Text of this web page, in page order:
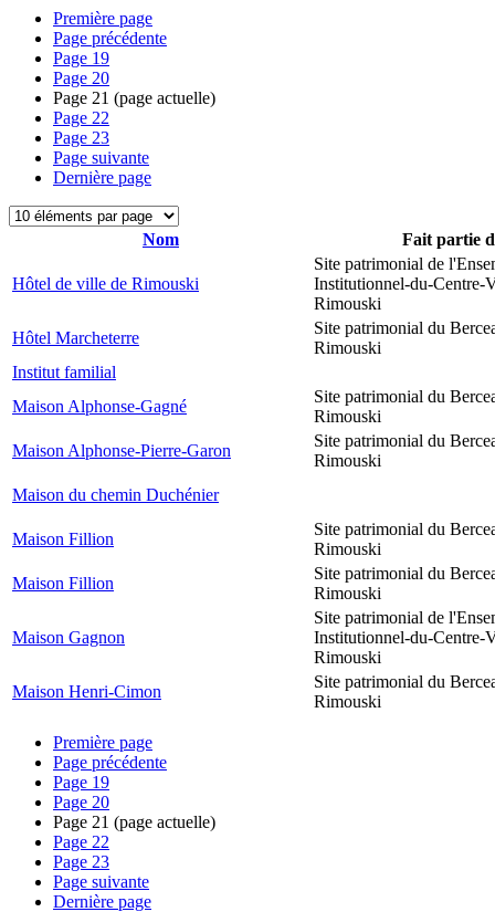
Première page
Page précédente
Page 19
Page 20
Page 21 (page actuelle)
Page 22
Page 23
Page suivante
Dernière page
Nom Fait partie
Hôtel de ville de Rimouski
Site patrimonial de
Institutionnel-du-Centre-
Rimouski
Hôtel Marcheterre
Site patrimonial du
Rimouski
Institut familial
Maison Alphonse-Gagné
Site patrimonial du
Rimouski
Maison Alphonse-Pierre-Garon
Site patrimonial du
Rimouski
Maison du chemin Duchénier
Maison Fillion
Site patrimonial du
Rimouski
Maison Fillion
Site patrimonial du
Rimouski
Maison Gagnon
Site patrimonial de
Institutionnel-du-Centre-
Rimouski
Maison Henri-Cimon
Site patrimonial du
Rimouski
Première page
Page précédente
Page 19
Page 20
Page 21 (page actuelle)
Page 22
Page 23
Page suivante
Dernière page